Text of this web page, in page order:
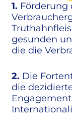
1. Förderung
gesunden
die die
2. Die
die